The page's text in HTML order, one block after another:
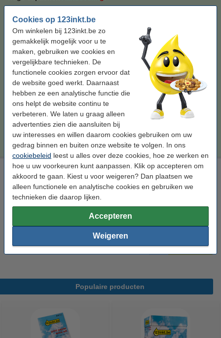
Cookies op 123inkt.be
Om winkelen bij 123inkt.be zo
gemakkelijk mogelijk voor u te
maken, gebruiken we cookies en
vergelijkbare technieken. De
functionele cookies zorgen ervoor dat
de website goed werkt. Daarnaast
hebben ze een analytische functie die
ons helpt de website continu te
verbeteren. We laten u graag alleen
advertenties zien die aansluiten bij
uw interesses en willen daarom cookies gebruiken om uw
gedrag binnen en buiten onze website te volgen. In ons
cookiebeleid leest u alles over deze cookies, hoe ze werken en
hoe u uw voorkeuren kunt aanpassen. Klik op accepteren om
akkoord te gaan. Kiest u voor weigeren? Dan plaatsen we
alleen functionele en analytische cookies en gebruiken we
technieken die daarop lijken.
Accepteren
Weigeren
Bekijk de specificaties en omschrijving
Bespaar ruim
op uw afdrukkosten
Direct leverbaar
Morgen in huis
Per pagina € 0,013
€ 57,50 Bestellen
Tip
Wij adviseren u deze toner (het 123inkt huismerk) te nemen i.p.v. de
Brother-uitvoering.
Laserprinter reinigingsdoek
tonerdoek 43 x 32 cm (LxB) 999058
Bekijk de specificaties en omschrijving
Direct leverbaar
€ 0,95 Bestellen
Populaire producten